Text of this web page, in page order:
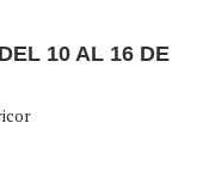
10 AL 16 DE